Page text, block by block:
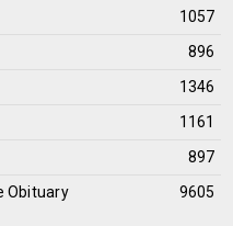
1057
896
1346
1161
897
Obituary 9605